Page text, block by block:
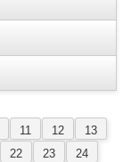
11 12
13
22 23
24